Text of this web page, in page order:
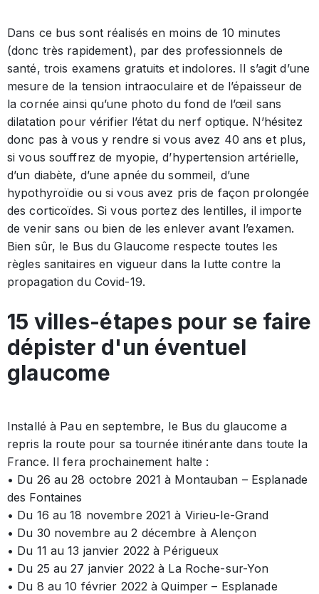
Dans ce bus sont réalisés en moins de 10 minutes
(donc très rapidement), par des professionnels de
santé, trois examens gratuits et indolores. Il s’agit d’une
mesure de la tension intraoculaire et de l’épaisseur de
la cornée ainsi qu’une photo du fond de l’œil sans
dilatation pour vérifier l’état du nerf optique. N’hésitez
donc pas à vous y rendre si vous avez 40 ans et plus,
si vous souffrez de myopie, d’hypertension artérielle,
d’un diabète, d’une apnée du sommeil, d’une
hypothyroïdie ou si vous avez pris de façon prolongée
des corticoïdes. Si vous portez des lentilles, il importe
de venir sans ou bien de les enlever avant l’examen.
Bien sûr, le Bus du Glaucome respecte toutes les
règles sanitaires en vigueur dans la lutte contre la
propagation du Covid-19.
15 villes-étapes pour se faire
dépister d'un éventuel
glaucome
Installé à Pau en septembre, le Bus du glaucome a
repris la route pour sa tournée itinérante dans toute la
France. Il fera prochainement halte :
• Du 26 au 28 octobre 2021 à Montauban – Esplanade
des Fontaines
• Du 16 au 18 novembre 2021 à Virieu-le-Grand
• Du 30 novembre au 2 décembre à Alençon
• Du 11 au 13 janvier 2022 à Périgueux
• Du 25 au 27 janvier 2022 à La Roche-sur-Yon
• Du 8 au 10 février 2022 à Quimper – Esplanade